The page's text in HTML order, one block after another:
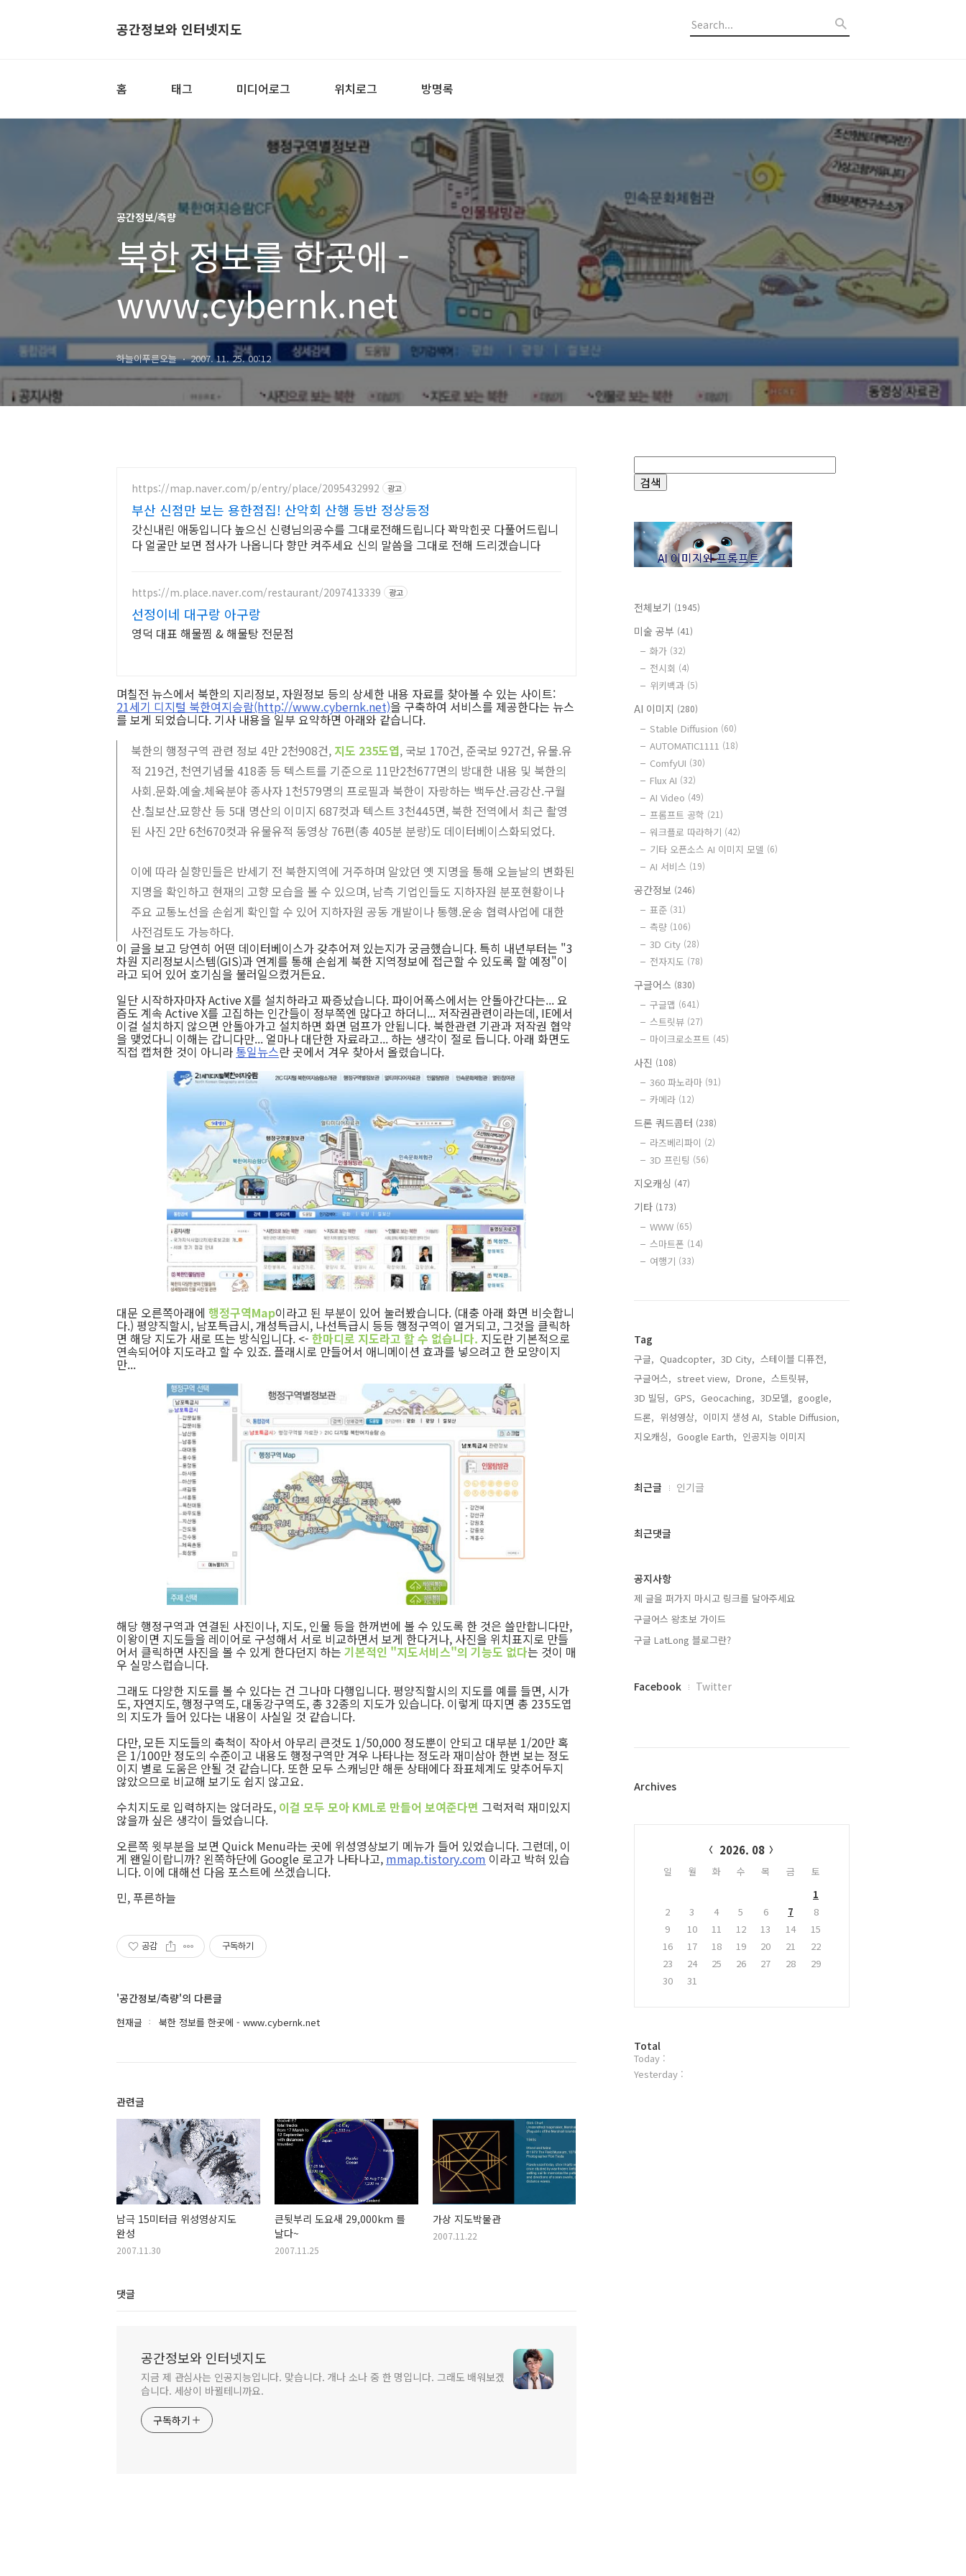
공간정보와 인터넷지도
홈 태그 미디어로그 위치로그 방명록
공간정보/측량
북한 정보를 한곳에 -
www.cybernk.net
하늘이푸른오늘 2007. 11. 25. 00:12
https://map.naver.com/p/entry/place/2095432992 광고
부산 신점만 보는 용한점집! 산악회 산행 등반 정상등정
갓신내린 애동입니다 높으신 신령님의공수를 그대로전해드립니다 꽉막힌곳 다풀어드립니
다 얼굴만 보면 점사가 나옵니다 향만 켜주세요 신의 말씀을 그대로 전해 드리겠습니다
https://m.place.naver.com/restaurant/2097413339 광고
선정이네 대구랑 아구랑
영덕 대표 해물찜 & 해물탕 전문점
며칠전 뉴스에서 북한의 지리정보, 자원정보 등의 상세한 내용 자료를 찾아볼 수 있는 사이트:
21세기 디지털 북한여지승람(http://www.cybernk.net)을 구축하여 서비스를 제공한다는 뉴스
를 보게 되었습니다. 기사 내용을 일부 요약하면 아래와 같습니다.
북한의 행정구역 관련 정보 4만 2천908건, 지도 235도엽, 국보 170건, 준국보 927건, 유물.유
적 219건, 천연기념물 418종 등 텍스트를 기준으로 11만2천677면의 방대한 내용 및 북한의
사회.문화.예술.체육분야 종사자 1천579명의 프로필과 북한이 자랑하는 백두산.금강산.구월
산.칠보산.묘향산 등 5대 명산의 이미지 687컷과 텍스트 3천445면, 북한 전역에서 최근 촬영
된 사진 2만 6천670컷과 유물유적 동영상 76편(총 405분 분량)도 데이터베이스화되었다.
이에 따라 실향민들은 반세기 전 북한지역에 거주하며 알았던 옛 지명을 통해 오늘날의 변화된
지명을 확인하고 현재의 고향 모습을 볼 수 있으며, 남측 기업인들도 지하자원 분포현황이나
주요 교통노선을 손쉽게 확인할 수 있어 지하자원 공동 개발이나 통행.운송 협력사업에 대한
사전검토도 가능하다.
이 글을 보고 당연히 어떤 데이터베이스가 갖추어져 있는지가 궁금했습니다. 특히 내년부터는 "3
차원 지리정보시스템(GIS)과 연계를 통해 손쉽게 북한 지역정보에 접근할 수 있도록 할 예정"이
라고 되어 있어 호기심을 불러일으켰거든요.
일단 시작하자마자 Active X를 설치하라고 짜증났습니다. 파이어폭스에서는 안돌아간다는... 요
즘도 계속 Active X를 고집하는 인간들이 정부쪽엔 많다고 하더니... 저작권관련이라는데, IE에서
이걸 설치하지 않으면 안돌아가고 설치하면 화면 덤프가 안됩니다. 북한관련 기관과 저작권 협약
을 맺었다니 이해는 갑니다만... 얼마나 대단한 자료라고... 하는 생각이 절로 듭니다. 아래 화면도
직접 캡처한 것이 아니라 통일뉴스란 곳에서 겨우 찾아서 올렸습니다.
대문 오른쪽아래에 행정구역Map이라고 된 부분이 있어 눌러봤습니다. (대충 아래 화면 비슷합니
다.) 평양직할시, 남포특급시, 개성특급시, 나선특급시 등등 행정구역이 열거되고, 그것을 클릭하
면 해당 지도가 새로 뜨는 방식입니다. <-한마디로 지도라고 할 수 없습니다. 지도란 기본적으로
연속되어야 지도라고 할 수 있죠. 플래시로 만들어서 애니메이션 효과를 넣으려고 한 모양이지
만...
해당 행정구역과 연결된 사진이나, 지도, 인물 등을 한꺼번에 볼 수 있도록 한 것은 쓸만합니다만,
이왕이면 지도들을 레이어로 구성해서 서로 비교하면서 보게 한다거나, 사진을 위치표지로 만들
어서 클릭하면 사진을 볼 수 있게 한다던지 하는 기본적인 "지도서비스"의 기능도 없다는 것이 매
우 실망스럽습니다.
그래도 다양한 지도를 볼 수 있다는 건 그나마 다행입니다. 평양직할시의 지도를 예를 들면, 시가
도, 자연지도, 행정구역도, 대동강구역도, 총 32종의 지도가 있습니다. 이렇게 따지면 총 235도엽
의 지도가 들어 있다는 내용이 사실일 것 같습니다.
다만, 모든 지도들의 축척이 작아서 아무리 큰것도 1/50,000 정도뿐이 안되고 대부분 1/20만 혹
은 1/100만 정도의 수준이고 내용도 행정구역만 겨우 나타나는 정도라 재미삼아 한번 보는 정도
이지 별로 도움은 안될 것 같습니다. 또한 모두 스캐닝만 해둔 상태에다 좌표체계도 맞추어두지
않았으므로 비교해 보기도 쉽지 않고요.
수치지도로 입력하지는 않더라도, 이걸 모두 모아 KML로 만들어 보여준다면 그럭저럭 재미있지
않을까 싶은 생각이 들었습니다.
오른쪽 윗부분을 보면 Quick Menu라는 곳에 위성영상보기 메뉴가 들어 있었습니다. 그런데, 이
게 왠일이랍니까? 왼쪽하단에 Google 로고가 나타나고, mmap.tistory.com 이라고 박혀 있습
니다. 이에 대해선 다음 포스트에 쓰겠습니다.
민, 푸른하늘
공감 구독하기
'공간정보/측량'의 다른글
현재글 북한 정보를 한곳에 - www.cybernk.net
관련글
남극 15미터급 위성영상지도
완성
2007.11.30
큰뒷부리 도요새 29,000km 를
날다~
2007.11.25
가상 지도박물관
2007.11.22
댓글
공간정보와 인터넷지도
지금 제 관심사는 인공지능입니다. 맞습니다. 개나 소나 중 한 명입니다. 그래도 배워보겠
습니다. 세상이 바뀔테니까요.
구독하기
전체보기 (1945)
미술 공부 (41)
화가 (32)
전시회 (4)
위키백과 (5)
AI 이미지 (280)
Stable Diffusion (60)
AUTOMATIC1111 (18)
ComfyUI (30)
Flux AI (32)
AI Video (49)
프롬프트 공학 (21)
워크플로 따라하기 (42)
기타 오픈소스 AI 이미지 모델 (6)
AI 서비스 (19)
공간정보 (246)
표준 (31)
측량 (106)
3D City (28)
전자지도 (78)
구글어스 (830)
구글맵 (641)
스트릿뷰 (27)
마이크로소프트 (45)
사진 (108)
360 파노라마 (91)
카메라 (12)
드론 쿼드콥터 (238)
라즈베리파이 (2)
3D 프린팅 (56)
지오캐싱 (47)
기타 (173)
WWW (65)
스마트폰 (14)
여행기 (33)
Tag
구글, Quadcopter, 3D City, 스테이블 디퓨전,
구글어스, street view, Drone, 스트릿뷰,
3D 빌딩, GPS, Geocaching, 3D모델, google,
드론, 위성영상, 이미지 생성 AI, Stable Diffusion,
지오캐싱, Google Earth, 인공지능 이미지,
최
과
글
최근글 인기글
최근댓글
공지사항
제 글을 퍼가지 마시고 링크를 달아주세요
구글어스 왕초보 가이드
구글 LatLong 블로그란?
페
플
Facebook Twitter
Archives
2026. 08
일 월 화 수 목 금
토
1
2
3 4 5 6 7
8
9
10 11 12 13 14
15
16
17 18 19 20 21
22
23
24 25 26 27 28
29
30
31
방
문
자
Total
Today :
Yesterday :